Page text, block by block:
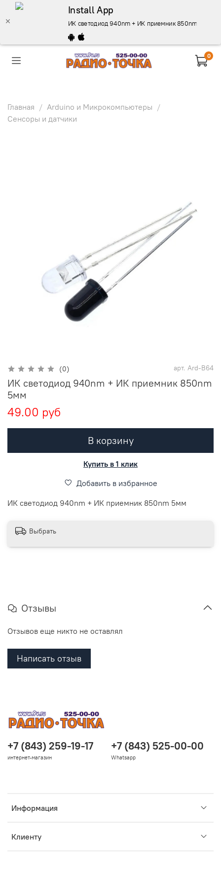
Install App
ИК светодиод 940nm + ИК приемник 850nm 5мм -
0
Главная
Arduino и Микрокомпьютеры
Сенсоры и датчики
(0) арт. Ard-B64
ИК светодиод 940nm + ИК приемник 850nm
5мм
49.00 руб
В корзину
Купить в 1 клик
Добавить в избранное
ИК светодиод 940nm + ИК приемник 850nm 5мм
Выбрать
Отзывы
Отзывов еще никто не оставлял
Написать отзыв
Информация
Клиенту
+7 (843) 259-19-17
интернет-магазин
+7 (843) 525-00-00
Whatsapp